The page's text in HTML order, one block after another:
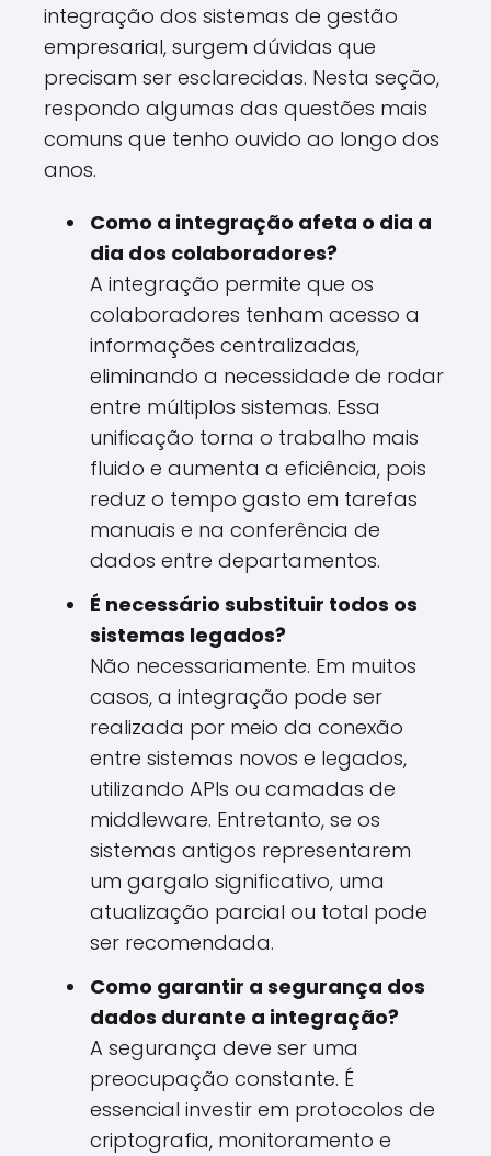
integração dos sistemas de gestão
empresarial, surgem dúvidas que
precisam ser esclarecidas. Nesta seção,
respondo algumas das questões mais
comuns que tenho ouvido ao longo dos
anos.
Como a integração afeta o dia a
dia dos colaboradores?
A integração permite que os
colaboradores tenham acesso a
informações centralizadas,
eliminando a necessidade de rodar
entre múltiplos sistemas. Essa
unificação torna o trabalho mais
fluido e aumenta a eficiência, pois
reduz o tempo gasto em tarefas
manuais e na conferência de
dados entre departamentos.
É necessário substituir todos os
sistemas legados?
Não necessariamente. Em muitos
casos, a integração pode ser
realizada por meio da conexão
entre sistemas novos e legados,
utilizando APIs ou camadas de
middleware. Entretanto, se os
sistemas antigos representarem
um gargalo significativo, uma
atualização parcial ou total pode
ser recomendada.
Como garantir a segurança dos
dados durante a integração?
A segurança deve ser uma
preocupação constante. É
essencial investir em protocolos de
criptografia, monitoramento e